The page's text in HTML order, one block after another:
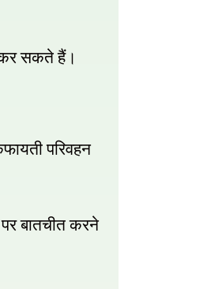
कर सकते हैं।
परिवहन
बातचीत करने